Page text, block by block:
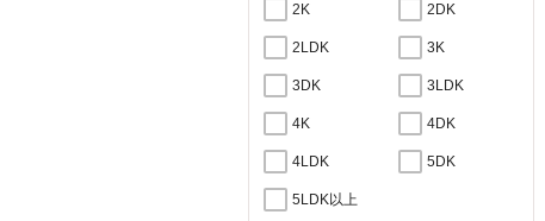
2K 2DK
2LDK 3K
3DK 3LDK
4K 4DK
4LDK 5DK
5LDK以上